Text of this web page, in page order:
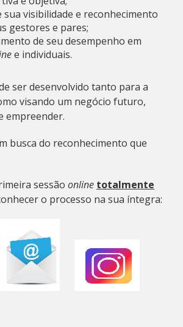
sua visibilidade e reconhecimento
gestores e pares;
de seu desempenho em
e individuais.
ser desenvolvido tanto para a
visando um negócio futuro,
empreender.
busca do reconhecimento que
sessão online totalmente
o processo na sua íntegra: